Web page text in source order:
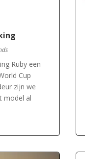
Ruby een
Cup
zijn we
model al